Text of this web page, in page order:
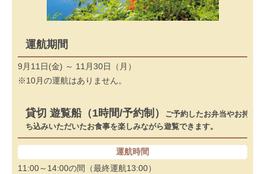
運航期間
9月11日(金) ～ 11月30日（月）
※10月の運航はありません。
貸切 遊覧船（1時間/予約制）
ご予約したお弁当やお持
ち込みいただいたお食事を楽しみながら遊覧できます。
運航時間
11:00～14:00の間（最終運航13:00）